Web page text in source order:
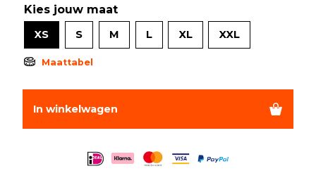
Kies jouw maat
XS S M L XL XXL
Maattabel
In winkelwagen